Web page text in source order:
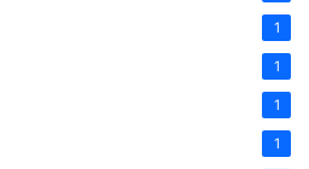
1
1
1
1